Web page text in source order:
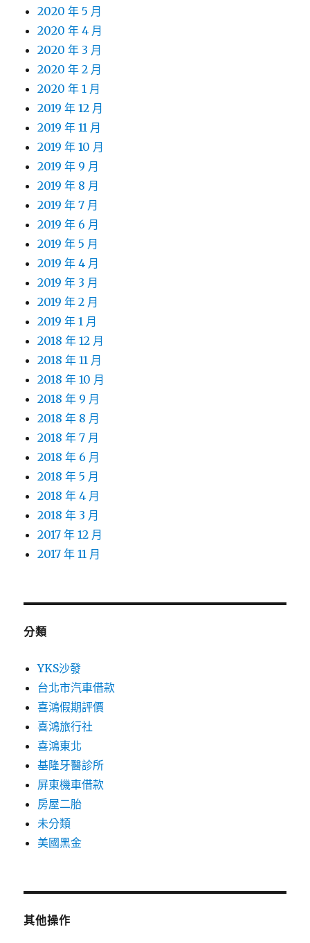
2020 年 5 月
2020 年 4 月
2020 年 3 月
2020 年 2 月
2020 年 1 月
2019 年 12 月
2019 年 11 月
2019 年 10 月
2019 年 9 月
2019 年 8 月
2019 年 7 月
2019 年 6 月
2019 年 5 月
2019 年 4 月
2019 年 3 月
2019 年 2 月
2019 年 1 月
2018 年 12 月
2018 年 11 月
2018 年 10 月
2018 年 9 月
2018 年 8 月
2018 年 7 月
2018 年 6 月
2018 年 5 月
2018 年 4 月
2018 年 3 月
2017 年 12 月
2017 年 11 月
分類
YKS沙發
台北市汽車借款
喜鴻假期評價
喜鴻旅行社
喜鴻東北
基隆牙醫診所
屏東機車借款
房屋二胎
未分類
美國黑金
其他操作